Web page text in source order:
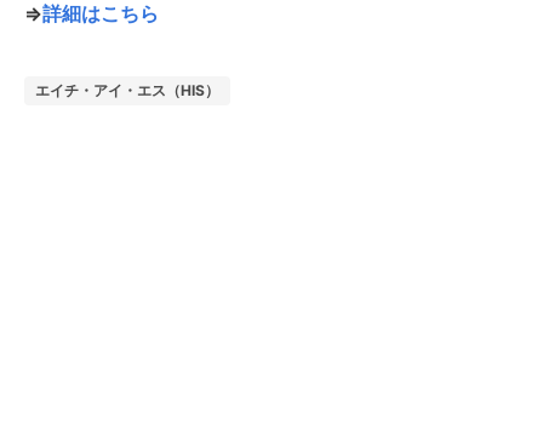
⇒詳細はこちら
エイチ・アイ・エス（HIS）